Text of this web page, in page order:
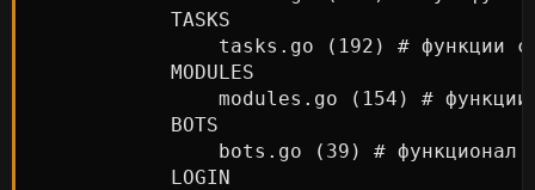
            TASKS
tasks.go (192) # функции
            MODULES
modules.go (154) #
            BOTS
bots.go (39) # функционал
            LOGIN